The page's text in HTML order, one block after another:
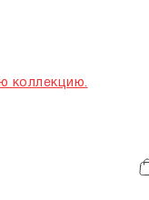
коллекцию.